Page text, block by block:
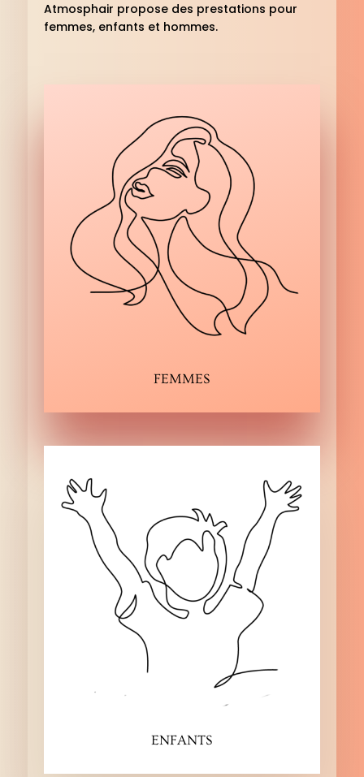
Atmosphair propose des prestations pour
femmes, enfants et hommes.
FEMMES
ENFANTS